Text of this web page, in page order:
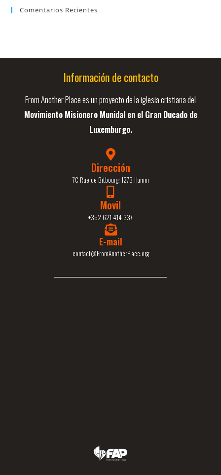
Comentarios Recientes
Información de contacto
From Another Place es un proyecto de la iglesia cristiana del
Movimiento Misionero Munidal en el Gran Ducado de
Luxemburgo.
Dirección
7C Rue de Bitbourg; 1273 Hamm
Movil
+352 621 414 337
E-mail
contact@FromAnotherPlace.org